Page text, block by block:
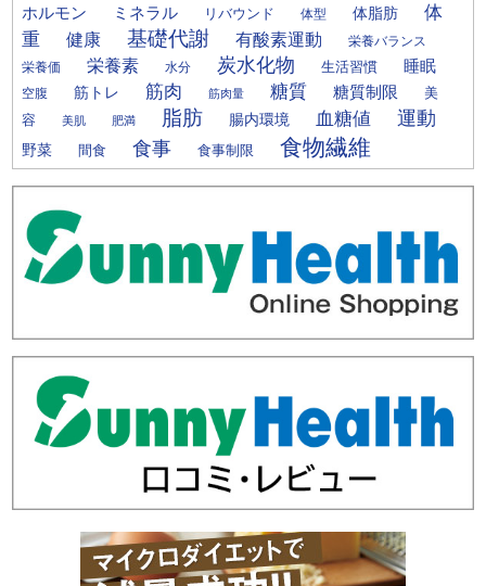
ホルモン ミネラル リバウンド 体型 体脂肪
体
重
健康 基礎代謝 有酸素運動 栄養バランス
栄養価 栄養素 水分 炭水化物 生活習慣 睡眠
空腹 筋トレ 筋肉 筋肉量 糖質 糖質制限
美
容
美肌 肥満 脂肪 腸内環境 血糖値 運動
野菜 間食 食事 食事制限 食物繊維